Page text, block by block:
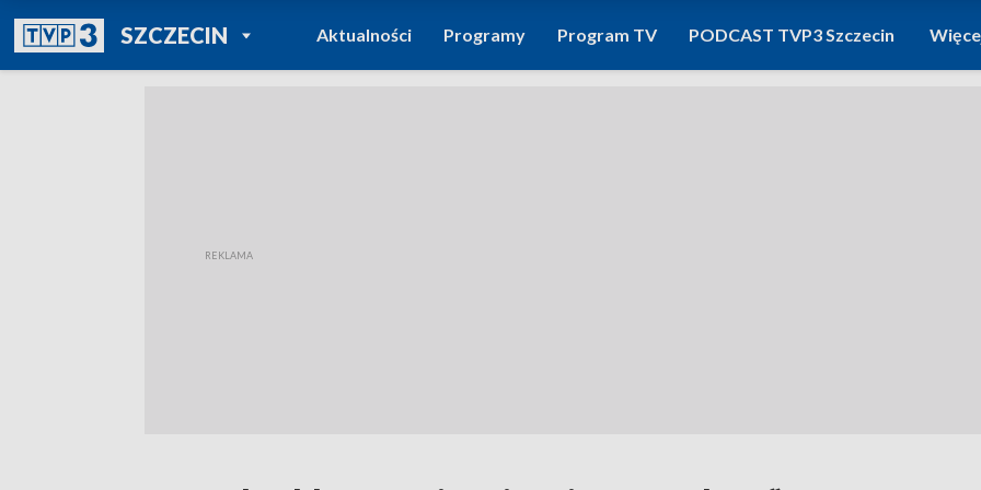
SZCZECINPOWRÓT DO
TVP REGIONY
Aktualności Programy Program TV PODCAST TVP3 Szczecin